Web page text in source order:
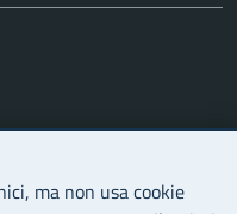
ma non usa cookie